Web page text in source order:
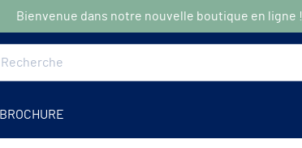
Bienvenue dans notre nouvelle boutique en ligne !
BROCHURE